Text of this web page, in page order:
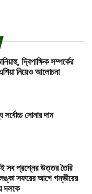
দ্বিপাক্ষিক সম্পর্কের
নিয়েও আলোচনা
সোনার দাম
সব প্রশ্নের উত্তর তৈরি
সফরের আগে গম্ভীরের
দলকে